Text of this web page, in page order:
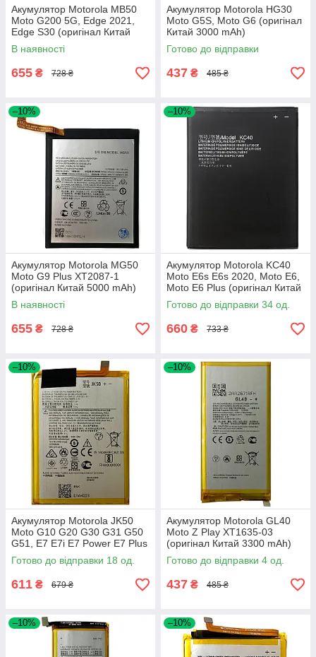
Акумулятор Motorola MB50
Moto G200 5G, Edge 2021,
Edge S30 (оригінал Китай
5000 mAh)
В наявності
655 ₴ 728 ₴
Акумулятор Motorola HG30
Moto G5S, Moto G6 (оригінал
Китай 3000 mAh)
Готово до відправки
437 ₴ 485 ₴
–10%
Акумулятор Motorola MG50
Moto G9 Plus XT2087-1
(оригінал Китай 5000 mAh)
В наявності
655 ₴ 728 ₴
–10%
Акумулятор Motorola KC40
Moto E6s E6s 2020, Moto E6,
Moto E6 Plus (оригінал Китай
3000 mAh)
Готово до відправки 34 од.
660 ₴ 733 ₴
–10%
Акумулятор Motorola JK50
Moto G10 G20 G30 G31 G50
G51, E7 E7i E7 Power E7 Plus
E40 E30, G9 Play, G7 Power,
One Power, P30 Note
Готово до відправки 18 од.
611 ₴ 679 ₴
–10%
Акумулятор Motorola GL40
Moto Z Play XT1635-03
(оригінал Китай 3300 mAh)
Готово до відправки 4 од.
437 ₴ 485 ₴
–10% –10%